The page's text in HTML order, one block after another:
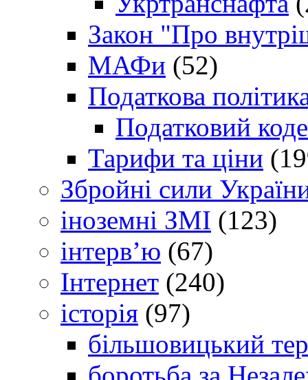
Закон "Про
МАФи (52)
Податкова
Податковий
Тарифи та ціни
Збройні сили
іноземні ЗМІ (123)
інтерв’ю (67)
Інтернет (240)
історія (97)
більшовицький